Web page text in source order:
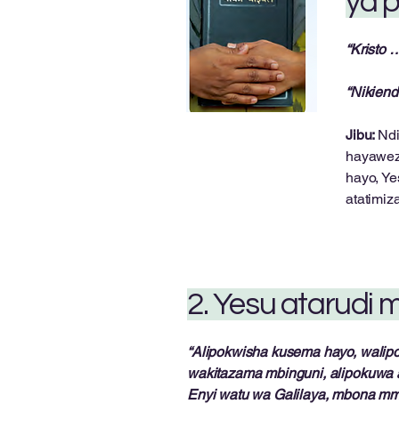
“Kristo
Jibu:
hayo,
2. Yesu atarudi
“Alipokwisha kusema hayo,
wakitazama mbinguni,
Enyi watu wa Galilaya, mbona